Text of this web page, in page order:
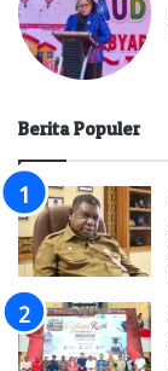
Berita Populer